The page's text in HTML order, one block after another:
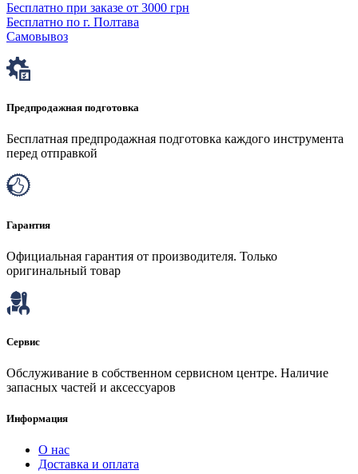
Бесплатно при заказе от 3000 грн
Бесплатно по г. Полтава
Самовывоз
Предпродажная подготовка
Бесплатная предпродажная подготовка каждого инструмента
перед отправкой
Гарантия
Официальная гарантия от производителя. Только
оригинальный товар
Сервис
Обслуживание в собственном сервисном центре. Наличие
запасных частей и аксессуаров
Информация
О нас
Доставка и оплата